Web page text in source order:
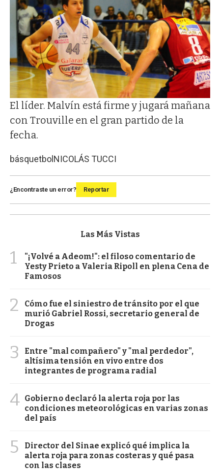
El líder. Malvín está firme y jugará mañana
con Trouville en el gran partido de la
fecha.
básquetbol NICOLÁS TUCCI
¿Encontraste un error? Reportar
Las Más Vistas
1
"¡Volvé a Adeom!": el filoso comentario de
Yesty Prieto a Valeria Ripoll en plena Cena de
Famosos
2
Cómo fue el siniestro de tránsito por el que
murió Gabriel Rossi, secretario general de
Drogas
3
Entre "mal compañero" y "mal perdedor",
altísima tensión en vivo entre dos
integrantes de programa radial
4 Gobierno declaró la alerta roja por las
condiciones meteorológicas en varias zonas
del país
5
Director del Sinae explicó qué implica la
alerta roja para zonas costeras y qué pasa
con las clases